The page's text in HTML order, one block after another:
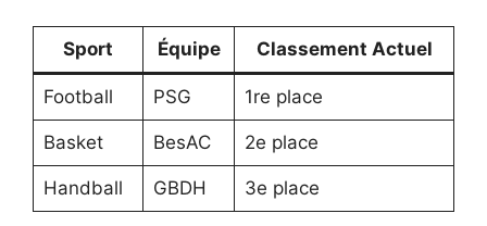
Sport Équipe Classement Actuel
Football PSG 1re place
Basket BesAC 2e place
Handball GBDH 3e place